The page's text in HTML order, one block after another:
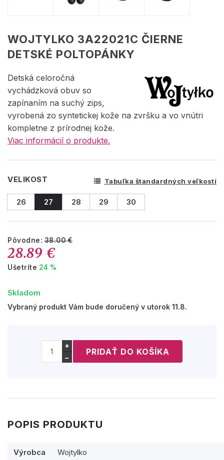
WOJTYLKO 3A22021C ČIERNE
DETSKÉ POLTOPÁNKY
Detská celoročná
vychádzková obuv so
zapínaním na suchý zips,
vyrobená zo syntetickej kože na zvršku a vo vnútri
kompletne z prírodnej kože.
Viac informácií o produkte.
VELIKOST Tabuľka štandardných veľkostí
26 27 28 29 30
Pôvodne:38.00 €
28.89 €
Ušetríte 24 %
Skladom
Vybraný produkt Vám bude doručený v utorok 11.8.
+
−
POPIS PRODUKTU
Výrobca Wojtylko